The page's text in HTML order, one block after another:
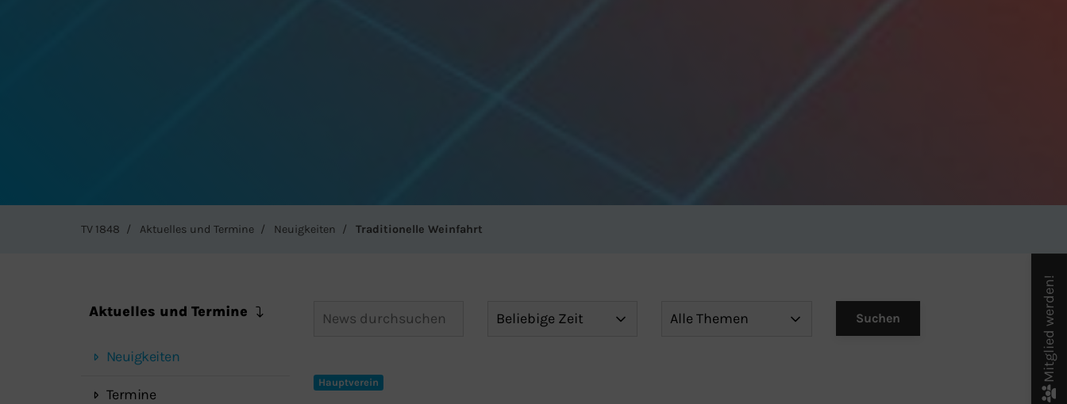
TV 1848 Aktuelles und Termine Neuigkeiten Traditionelle Weinfahrt
Hauptverein
Aktuelles und Termine
Neuigkeiten
Termine
Mitglied werden!